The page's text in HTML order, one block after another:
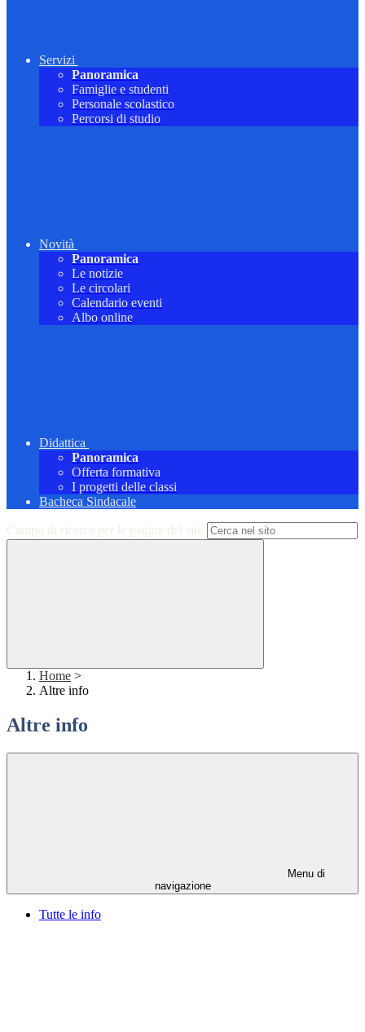
Servizi
Panoramica
Famiglie e studenti
Personale scolastico
Percorsi di studio
Novità
Panoramica
Le notizie
Le circolari
Calendario eventi
Albo online
Didattica
Panoramica
Offerta formativa
I progetti delle classi
Bacheca Sindacale
Campo di ricerca per le pagine del sito
Home >
Altre info
Altre info
Menu di
navigazione
Tutte le info